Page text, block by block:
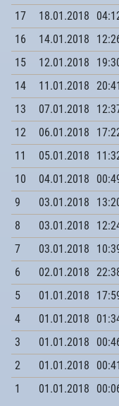
17
18.01.2018
16
14.01.2018
15
12.01.2018
14
11.01.2018 20:41
13
07.01.2018
12
06.01.2018
11
05.01.2018
10
04.01.2018
9
03.01.2018
8
03.01.2018
7
03.01.2018
6
02.01.2018
5
01.01.2018
4
01.01.2018
3
01.01.2018
2
01.01.2018 00:41
1
01.01.2018